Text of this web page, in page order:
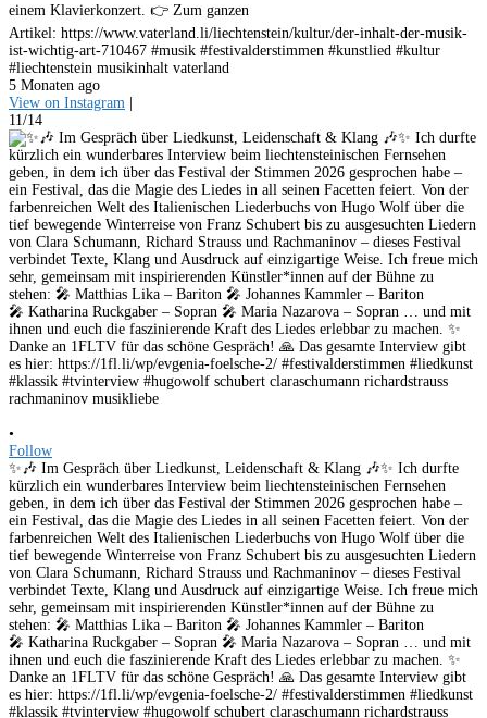
einem Klavierkonzert. 👉 Zum ganzen
Artikel: https://www.vaterland.li/liechtenstein/kultur/der-inhalt-der-musik-
ist-wichtig-art-710467 #musik #festivalderstimmen #kunstlied #kultur
#liechtenstein musikinhalt vaterland
5 Monaten ago
View on Instagram |
11/14
•
Follow
✨🎶 Im Gespräch über Liedkunst, Leidenschaft & Klang 🎶✨ Ich durfte
kürzlich ein wunderbares Interview beim liechtensteinischen Fernsehen
geben, in dem ich über das Festival der Stimmen 2026 gesprochen habe –
ein Festival, das die Magie des Liedes in all seinen Facetten feiert. Von der
farbenreichen Welt des Italienischen Liederbuchs von Hugo Wolf über die
tief bewegende Winterreise von Franz Schubert bis zu ausgesuchten Liedern
von Clara Schumann, Richard Strauss und Rachmaninov – dieses Festival
verbindet Texte, Klang und Ausdruck auf einzigartige Weise. Ich freue mich
sehr, gemeinsam mit inspirierenden Künstler*innen auf der Bühne zu
stehen: 🎤 Matthias Lika – Bariton 🎤 Johannes Kammler – Bariton
🎤 Katharina Ruckgaber – Sopran 🎤 Maria Nazarova – Sopran … und mit
ihnen und euch die faszinierende Kraft des Liedes erlebbar zu machen. ✨
Danke an 1FLTV für das schöne Gespräch! 🙏 Das gesamte Interview gibt
es hier: https://1fl.li/wp/evgenia-foelsche-2/ #festivalderstimmen #liedkunst
#klassik #tvinterview #hugowolf schubert claraschumann richardstrauss